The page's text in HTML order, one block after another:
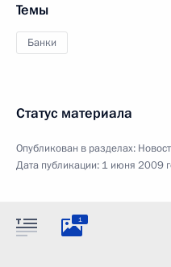
Темы
Банки
Статус материала
Опубликован в разделах:
Дата публикации: 1 июня 2009
1